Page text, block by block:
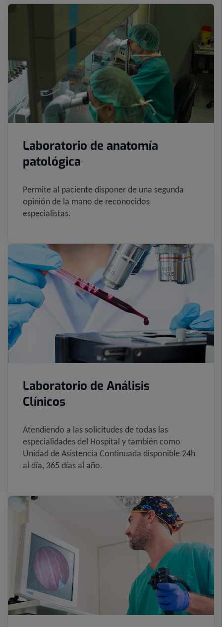
Laboratorio de anatomía
patológica
Permite al paciente disponer de una segunda
opinión de la mano de reconocidos
especialistas.
Laboratorio de Análisis
Clínicos
Atendiendo a las solicitudes de todas las
especialidades del Hospital y también como
Unidad de Asistencia Continuada disponible 24h
al día, 365 días al año.